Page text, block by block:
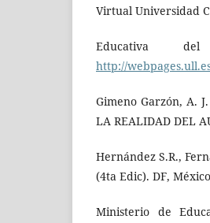
Virtual Universidad
Educativa
http://
Gimeno Garzón, A. J.
LA REALIDAD DEL
Hernández S.R.,
(4ta Edic). DF,
Ministerio de